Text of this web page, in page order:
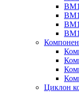
Циклон